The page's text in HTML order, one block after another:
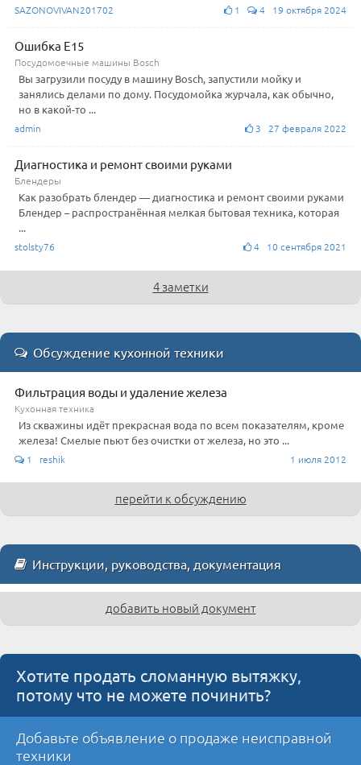
SAZONOVIVAN201702 1 4 19 октября 2024
Ошибка E15
Посудомоечные машины Bosch
Вы загрузили посуду в машину Bosch, запустили мойку и
занялись делами по дому. Посудомойка журчала, как обычно,
но в какой-то ...
admin 3 27 февраля 2022
Диагностика и ремонт своими руками
Блендеры
Как разобрать блендер — диагностика и ремонт своими руками
Блендер – распространённая мелкая бытовая техника, которая
...
stolsty76 4 10 сентября 2021
4 заметки
Обсуждение кухонной техники
Фильтрация воды и удаление железа
Кухонная техника
Из скважины идёт прекрасная вода по всем показателям, кроме
железа! Смелые пьют без очистки от железа, но это ...
1 reshik 1 июля 2012
перейти к обсуждению
Инструкции, руководства, документация
добавить новый документ
Хотите продать сломанную вытяжку,
потому что не можете починить?
Добавьте объявление о продаже неисправной
техники